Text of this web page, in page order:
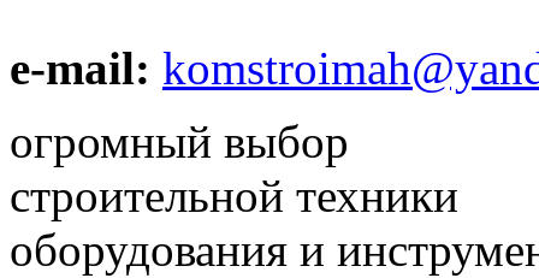
e-mail:
огромный выбор
строительной техники
оборудования и